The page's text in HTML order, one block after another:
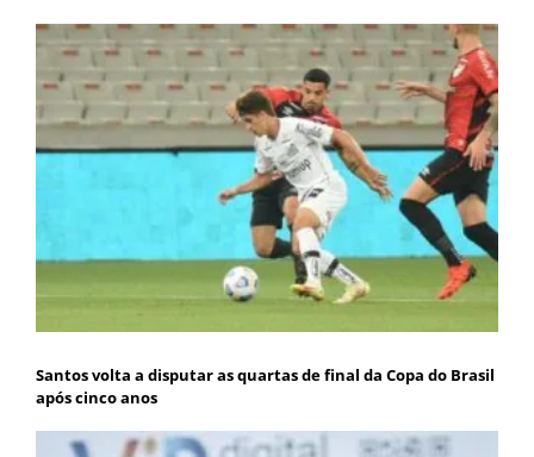
Santos volta a disputar as quartas de final da Copa do Brasil
após cinco anos